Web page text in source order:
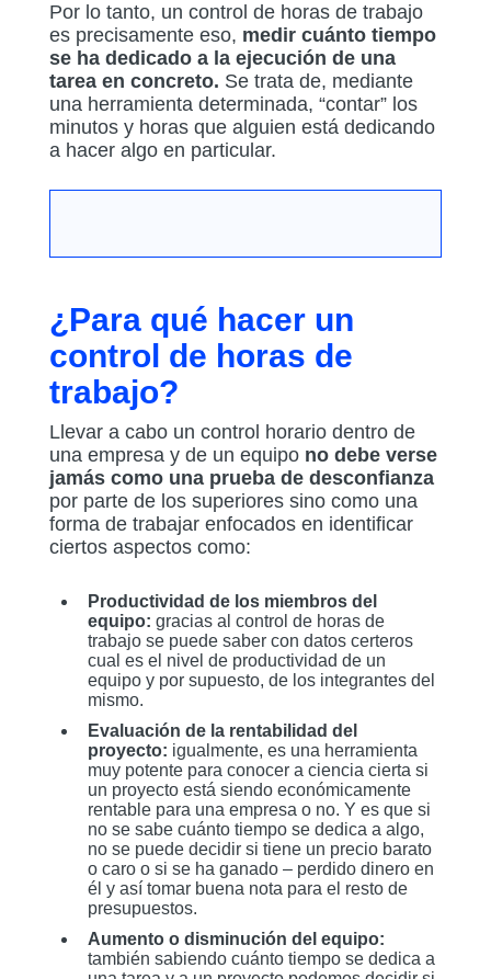
Por lo tanto, un control de horas de trabajo
es precisamente eso, medir cuánto tiempo
se ha dedicado a la ejecución de una
tarea en concreto. Se trata de, mediante
una herramienta determinada, “contar” los
minutos y horas que alguien está dedicando
a hacer algo en particular.
¿Para qué hacer un
control de horas de
trabajo?
Llevar a cabo un control horario dentro de
una empresa y de un equipo no debe verse
jamás como una prueba de desconfianza
por parte de los superiores sino como una
forma de trabajar enfocados en identificar
ciertos aspectos como:
Productividad de los miembros del
equipo:gracias al control de horas de
trabajo se puede saber con datos certeros
cual es el nivel de productividad de un
equipo y por supuesto, de los integrantes del
mismo.
Evaluación de la rentabilidad del
proyecto: igualmente, es una herramienta
muy potente para conocer a ciencia cierta si
un proyecto está siendo económicamente
rentable para una empresa o no. Y es que si
no se sabe cuánto tiempo se dedica a algo,
no se puede decidir si tiene un precio barato
o caro o si se ha ganado – perdido dinero en
él y así tomar buena nota para el resto de
presupuestos.
Aumento o disminución del equipo:
también sabiendo cuánto tiempo se dedica a